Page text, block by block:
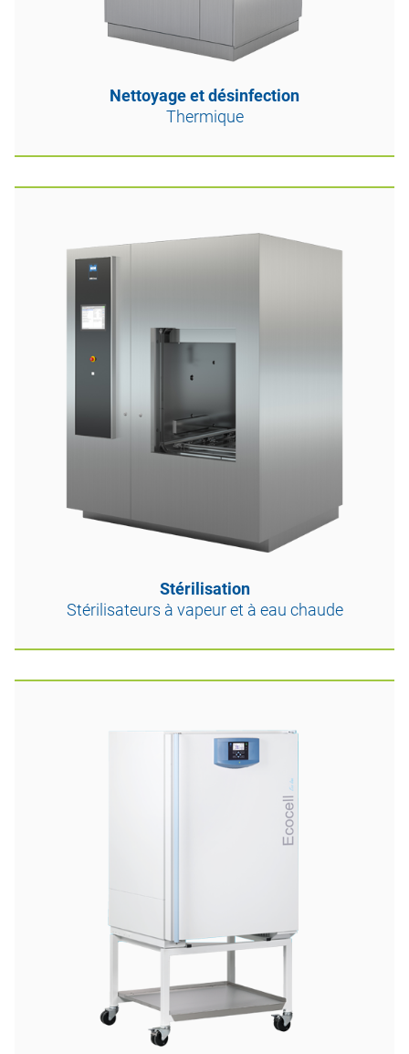
Nettoyage et désinfection
Thermique
Stérilisation
Stérilisateurs à vapeur et à eau chaude